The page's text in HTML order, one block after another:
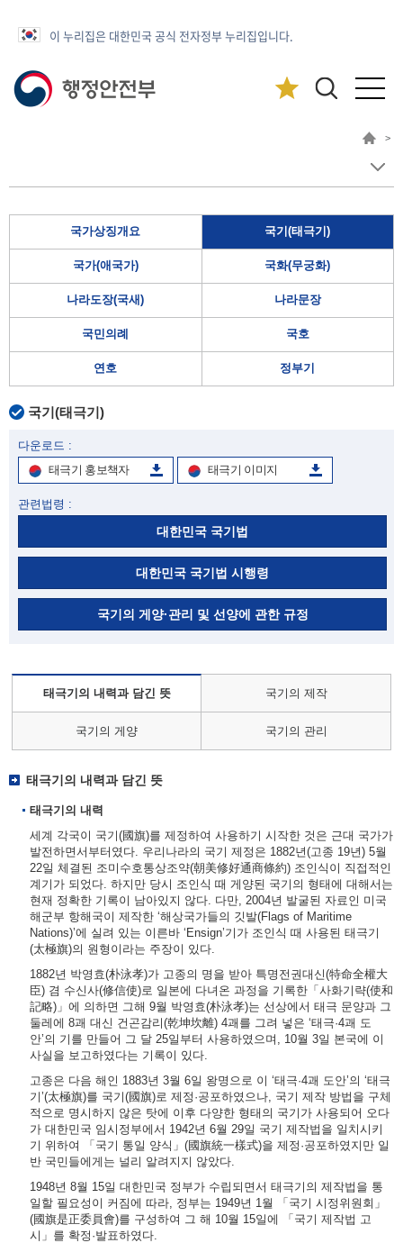
이 누리집은 대한민국 공식 전자정부 누리집입니다.
>
국가상징개요 국기(태극기)
국가(애국가) 국화(무궁화)
나라도장(국새) 나라문장
국민의례 국호
연호 정부기
국기(태극기)
다운로드 :
태극기 홍보책자
태극기 이미지
관련법령 :
대한민국 국기법
대한민국 국기법 시행령
국기의 게양·관리 및 선양에 관한 규정
태극기의 내력과 담긴 뜻 국기의 제작
국기의 게양 국기의 관리
태극기의 내력과 담긴 뜻
태극기의 내력
세계 각국이 국기(國旗)를 제정하여 사용하기 시작한 것은 근대 국가가
발전하면서부터였다. 우리나라의 국기 제정은 1882년(고종 19년) 5월
22일 체결된 조미수호통상조약(朝美修好通商條約) 조인식이 직접적인
계기가 되었다. 하지만 당시 조인식 때 게양된 국기의 형태에 대해서는
현재 정확한 기록이 남아있지 않다. 다만, 2004년 발굴된 자료인 미국
해군부 항해국이 제작한 ‘해상국가들의 깃발(Flags of Maritime
Nations)’에 실려 있는 이른바 ‘Ensign’기가 조인식 때 사용된 태극기
(太極旗)의 원형이라는 주장이 있다.
1882년 박영효(朴泳孝)가 고종의 명을 받아 특명전권대신(特命全權大
臣) 겸 수신사(修信使)로 일본에 다녀온 과정을 기록한「사화기략(使和
記略)」에 의하면 그해 9월 박영효(朴泳孝)는 선상에서 태극 문양과 그
둘레에 8괘 대신 건곤감리(乾坤坎離) 4괘를 그려 넣은 ‘태극·4괘 도
안’의 기를 만들어 그 달 25일부터 사용하였으며, 10월 3일 본국에 이
사실을 보고하였다는 기록이 있다.
고종은 다음 해인 1883년 3월 6일 왕명으로 이 ‘태극·4괘 도안’의 ‘태극
기’(太極旗)를 국기(國旗)로 제정·공포하였으나, 국기 제작 방법을 구체
적으로 명시하지 않은 탓에 이후 다양한 형태의 국기가 사용되어 오다
가 대한민국 임시정부에서 1942년 6월 29일 국기 제작법을 일치시키
기 위하여 「국기 통일 양식」(國旗統一樣式)을 제정·공포하였지만 일
반 국민들에게는 널리 알려지지 않았다.
1948년 8월 15일 대한민국 정부가 수립되면서 태극기의 제작법을 통
일할 필요성이 커짐에 따라, 정부는 1949년 1월 「국기 시정위원회」
(國旗是正委員會)를 구성하여 그 해 10월 15일에 「국기 제작법 고
시」를 확정·발표하였다.